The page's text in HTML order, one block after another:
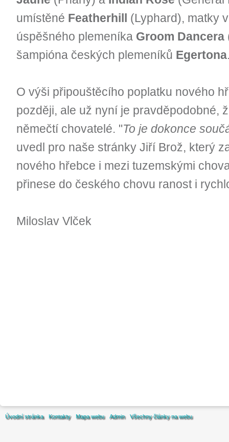
umístěné Featherhill
(Lyphard), matky
úspěšného plemeníka Groom Dancera
šampióna českých plemeníků Egertona
O výši připouštěcího poplatku nového
později, ale už nyní je pravděpodobné,
němečtí chovatelé. "To je dokonce
uvedl pro naše stránky Jiří Brož, který
nového hřebce i mezi tuzemskými
přinese do českého chovu ranost i
Miloslav Vlček
Úvodní stránka Kontakty Mapa webu Admin Všechny články na webu